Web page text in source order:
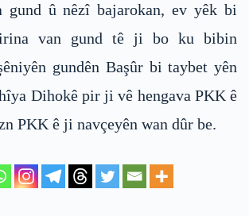
gund û nêzî bajarokan, ev yêk bi
van gund tê ji bo ku bibin
gundên Başûr bi taybet yên
Dihokê pir ji vê hengava PKK ê
PKK ê ji navçeyên wan dûr be.